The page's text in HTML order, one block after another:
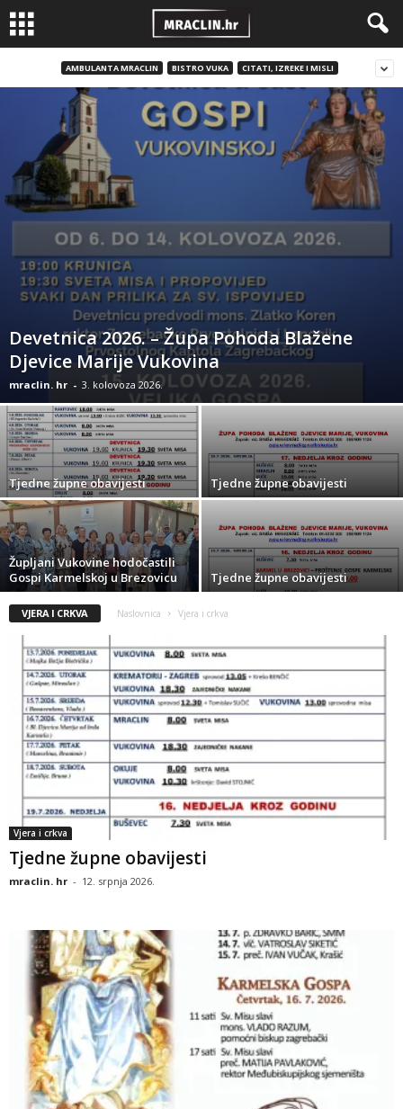
AMBULANTA MRACLIN BISTRO VUKA CITATI, IZREKE I MISLI
Devetnica 2026. – Župa Pohoda Blažene
Djevice Marije Vukovina
mraclin. hr - 3. kolovoza 2026.
Tjedne župne obavijesti Tjedne župne obavijesti
Župljani Vukovine hodočastili
Gospi Karmelskoj u Brezovicu
Tjedne župne obavijesti
VJERA I CRKVA Naslovnica Vjera i crkva
Vjera i crkva
Tjedne župne obavijesti
mraclin. hr - 12. srpnja 2026.